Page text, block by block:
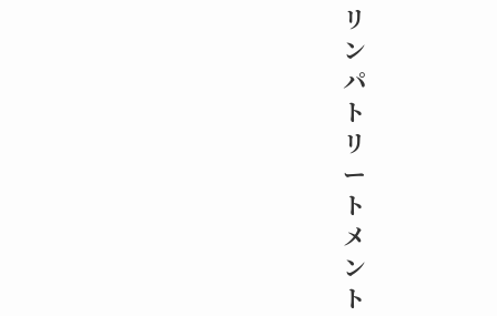
リ
ン
パ
ト
リ
ー
ト
メ
ン
ト